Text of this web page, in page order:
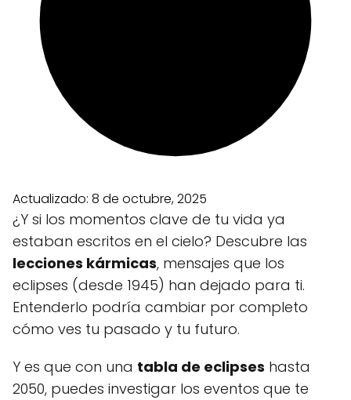
Actualizado: 8 de octubre, 2025
¿Y si los momentos clave de tu vida ya
estaban escritos en el cielo? Descubre las
lecciones kármicas, mensajes que los
eclipses (desde 1945) han dejado para ti.
Entenderlo podría cambiar por completo
cómo ves tu pasado y tu futuro.
Y es que con una tabla de eclipses hasta
2050, puedes investigar los eventos que te